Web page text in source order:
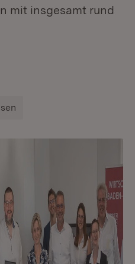
mit insgesamt rund